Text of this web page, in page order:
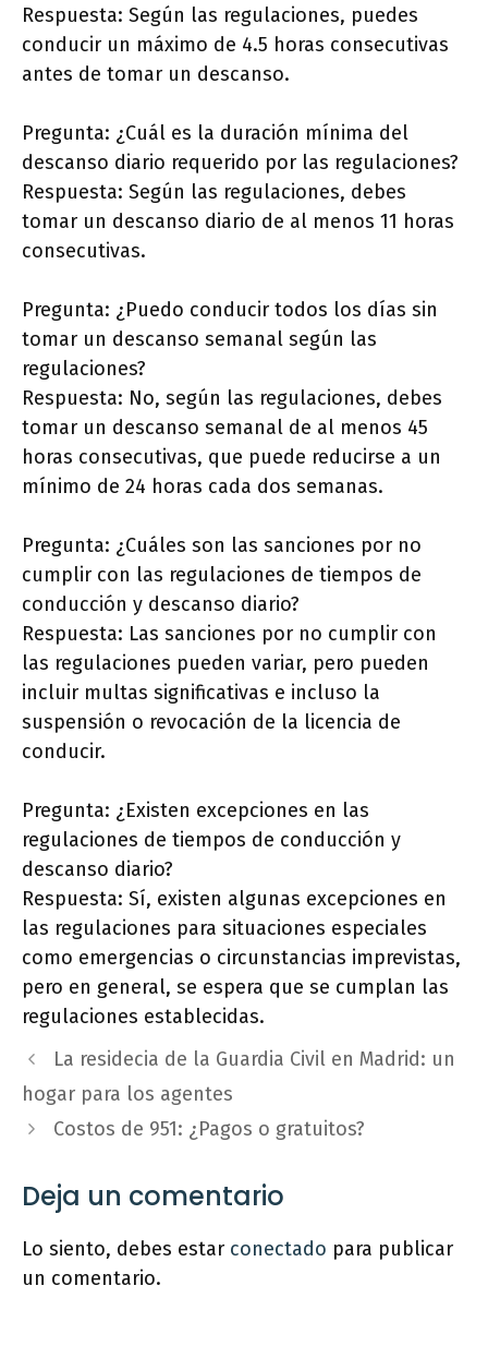
Respuesta: Según las regulaciones, puedes
conducir un máximo de 4.5 horas consecutivas
antes de tomar un descanso.
Pregunta: ¿Cuál es la duración mínima del
descanso diario requerido por las regulaciones?
Respuesta: Según las regulaciones, debes
tomar un descanso diario de al menos 11 horas
consecutivas.
Pregunta: ¿Puedo conducir todos los días sin
tomar un descanso semanal según las
regulaciones?
Respuesta: No, según las regulaciones, debes
tomar un descanso semanal de al menos 45
horas consecutivas, que puede reducirse a un
mínimo de 24 horas cada dos semanas.
Pregunta: ¿Cuáles son las sanciones por no
cumplir con las regulaciones de tiempos de
conducción y descanso diario?
Respuesta: Las sanciones por no cumplir con
las regulaciones pueden variar, pero pueden
incluir multas significativas e incluso la
suspensión o revocación de la licencia de
conducir.
Pregunta: ¿Existen excepciones en las
regulaciones de tiempos de conducción y
descanso diario?
Respuesta: Sí, existen algunas excepciones en
las regulaciones para situaciones especiales
como emergencias o circunstancias imprevistas,
pero en general, se espera que se cumplan las
regulaciones establecidas.
La residecia de la Guardia Civil en Madrid: un
hogar para los agentes
Costos de 951: ¿Pagos o gratuitos?
Deja un comentario
Lo siento, debes estar conectado para publicar
un comentario.